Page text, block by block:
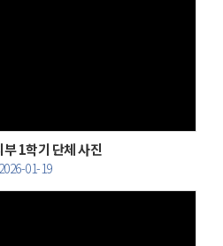
1학기 단체 사진
2026-01-19